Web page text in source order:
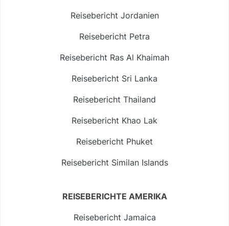
Reisebericht Jordanien
Reisebericht Petra
Reisebericht Ras Al Khaimah
Reisebericht Sri Lanka
Reisebericht Thailand
Reisebericht Khao Lak
Reisebericht Phuket
Reisebericht Similan Islands
REISEBERICHTE AMERIKA
Reisebericht Jamaica